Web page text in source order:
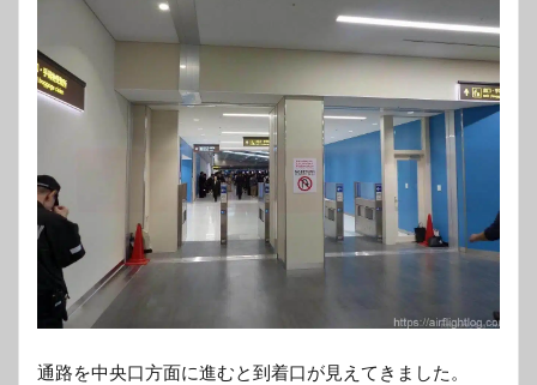
通路を中央口方面に進むと到着口が見えてきました。